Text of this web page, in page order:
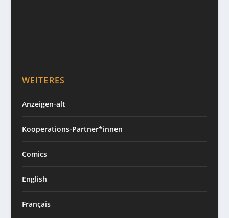
WEITERES
Anzeigen-alt
Kooperations-Partner*innen
Comics
English
Français